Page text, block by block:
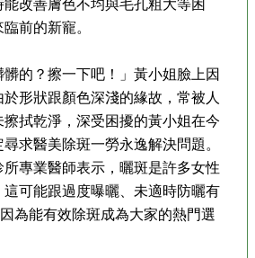
前的新寵。
髒的？擦一下吧！」黃小姐臉上因
形狀跟顏色深淺的緣故，常被人
拭乾淨，深受困擾的黃小姐在今
求醫美除斑一勞永逸解決問題。
專業醫師表示，曬斑是許多女性
可能跟過度曝曬、未適時防曬有
為能有效除斑成為大家的熱門選